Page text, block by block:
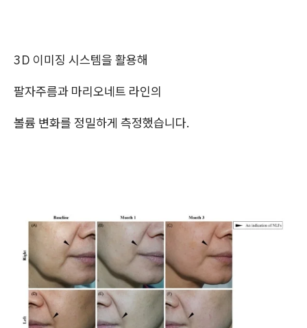
3D 이미징 시스템을 활용해
팔자주름과 마리오네트 라인의
볼륨 변화를 정밀하게 측정했습니다.